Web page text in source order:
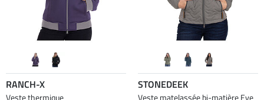
RANCH-X
Veste thermique
STONEDEEK
Veste matelassée bi-matière Eve